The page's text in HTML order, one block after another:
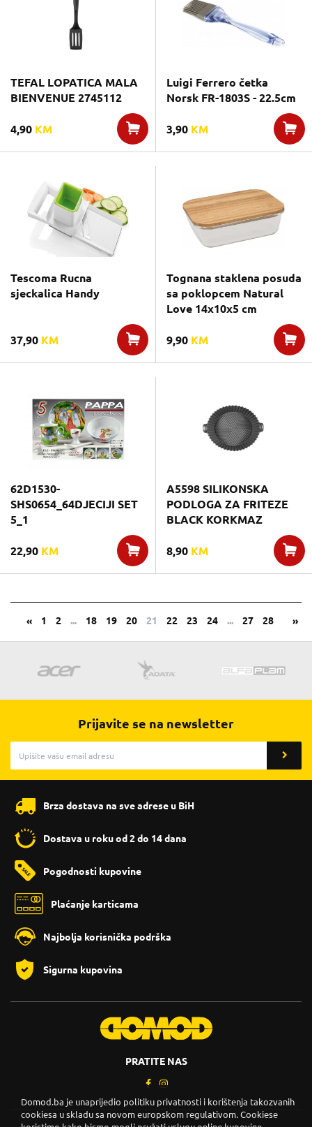
TEFAL LOPATICA MALA
BIENVENUE 2745112
4,90 KM
Luigi Ferrero četka
Norsk FR-1803S - 22.5cm
3,90 KM
Tescoma Rucna
sjeckalica Handy
37,90 KM
Tognana staklena posuda
sa poklopcem Natural
Love 14x10x5 cm
9,90 KM
62D1530-
SHS0654_64DJECIJI SET
5_1
22,90 KM
A5598 SILIKONSKA
PODLOGA ZA FRITEZE
BLACK KORKMAZ
8,90 KM
« 1 2 ... 18 19 20 21 22 23 24 ... 27 28 »
Prijavite se na newsletter
Brza dostava na sve adrese u BiH
Dostava u roku od 2 do 14 dana
Pogodnosti kupovine
Plaćanje karticama
Najbolja korisnička podrška
Sigurna kupovina
PRATITE NAS
Domod.ba je unaprijedio politiku privatnosti i korištenja takozvanih
cookiesa u skladu sa novom europskom regulativom. Cookiese